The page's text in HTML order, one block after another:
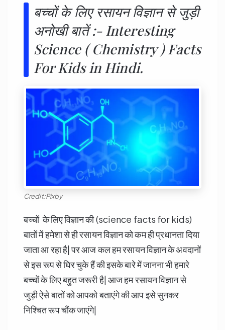
बच्चों के लिए रसायन विज्ञान से जुड़ी
अनोखी बातें :- Interesting
Science ( Chemistry ) Facts
For Kids in Hindi.
Credit:Pixby
बच्चों के लिए विज्ञान की (science facts for kids)
बातों में हमेशा से ही रसायन विज्ञान को कम ही प्रधानता दिया
जाता आ रहा है| पर आज कल हम रसायन विज्ञान के अवदानों
से इस रूप से घिर चुके हैं की इसके बारे में जानना भी हमारे
बच्चों के लिए बहुत जरूरी है| आज हम रसायन विज्ञान से
जुड़ी ऐसे बातों को आपको बताएंगे की आप इसे सुनकर
निश्चित रूप चौंक जाएंगे|